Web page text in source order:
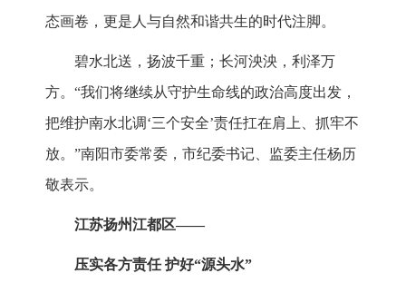
态画卷，更是人与自然和谐共生的时代注脚。
碧水北送，扬波千重；长河泱泱，利泽万
方。“我们将继续从守护生命线的政治高度出发，
把维护南水北调‘三个安全’责任扛在肩上、抓牢不
放。”南阳市委常委，市纪委书记、监委主任杨历
敬表示。
江苏扬州江都区——
压实各方责任 护好“源头水”